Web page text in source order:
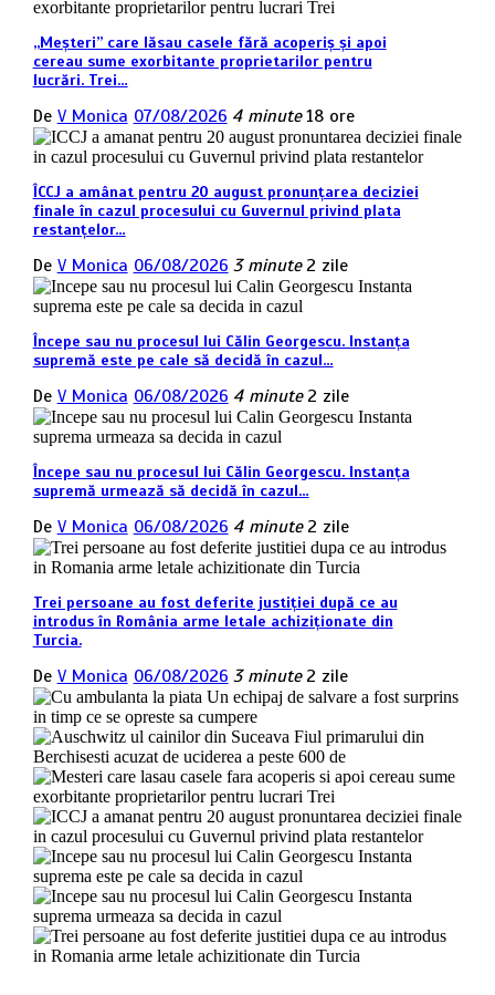
„Meșteri” care lăsau casele fără acoperiș și apoi
cereau sume exorbitante proprietarilor pentru
lucrări. Trei…
De V Monica 07/08/2026 4 minute 18 ore
ÎCCJ a amânat pentru 20 august pronunțarea deciziei
finale în cazul procesului cu Guvernul privind plata
restanțelor…
De V Monica 06/08/2026 3 minute 2 zile
Începe sau nu procesul lui Călin Georgescu. Instanța
supremă este pe cale să decidă în cazul…
De V Monica 06/08/2026 4 minute 2 zile
Începe sau nu procesul lui Călin Georgescu. Instanța
supremă urmează să decidă în cazul…
De V Monica 06/08/2026 4 minute 2 zile
Trei persoane au fost deferite justiției după ce au
introdus în România arme letale achiziționate din
Turcia.
De V Monica 06/08/2026 3 minute 2 zile